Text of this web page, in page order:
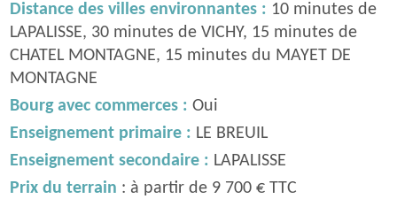
Distance des villes environnantes : 10 minutes de
LAPALISSE, 30 minutes de VICHY, 15 minutes de
CHATEL MONTAGNE, 15 minutes du MAYET DE
MONTAGNE
Bourg avec commerces :Oui
Enseignement primaire : LE BREUIL
Enseignement secondaire : LAPALISSE
Prix du terrain : à partir de 9 700 € TTC